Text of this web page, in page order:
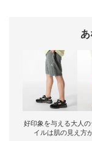
好印象を与える大人
イルは肌の見え方